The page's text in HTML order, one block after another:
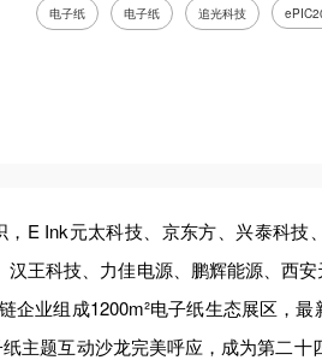
电子纸 电子纸 追光科技
E Ink元太科技、京东方、兴泰科
王科技、力佳电源、鹏辉能源、西
业组成1200m²电子纸生态展区，
主题互动沙龙完美呼应，成为第二